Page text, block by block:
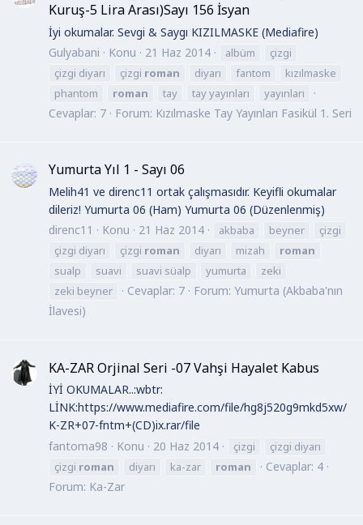
Kuruş-5 Lira Arası)Sayı 156 İsyan
İyi okumalar. Sevgi & Saygı KIZILMASKE (Mediafire)
Gulyabani
Konu 21 Haz 2014 albüm
çizgi
çizgi diyarı
çizgi roman diyarı fantom
kızılmaske
phantom
roman tay tay yayınları yayınları
Cevaplar: 7 Forum: Kızılmaske Tay Yayınları Fasikül 1. Seri
Yumurta Yıl 1 - Sayı 06
Melih41 ve direnc11 ortak çalışmasıdır. Keyifli okumalar
dileriz! Yumurta 06 (Ham) Yumurta 06 (Düzenlenmiş)
direnc11
Konu 21 Haz 2014 akbaba beyner
çizgi
çizgi diyarı
çizgi roman diyarı mizah
roman
sualp
suavi suavi süalp yumurta
zeki
zeki beyner
Cevaplar: 7 Forum: Yumurta (Akbaba'nın
İlavesi)
KA-ZAR Orjinal Seri -07 Vahşi Hayalet Kabus
İYİ OKUMALAR..:wbtr:
LİNK:https://www.mediafire.com/file/hg8j520g9mkd5xw/
K-ZR+07-fntm+(CD)ix.rar/file
fantoma98
Konu 20 Haz 2014 çizgi
çizgi diyarı
çizgi roman diyarı ka-zar roman
Cevaplar: 4
Forum: Ka-Zar